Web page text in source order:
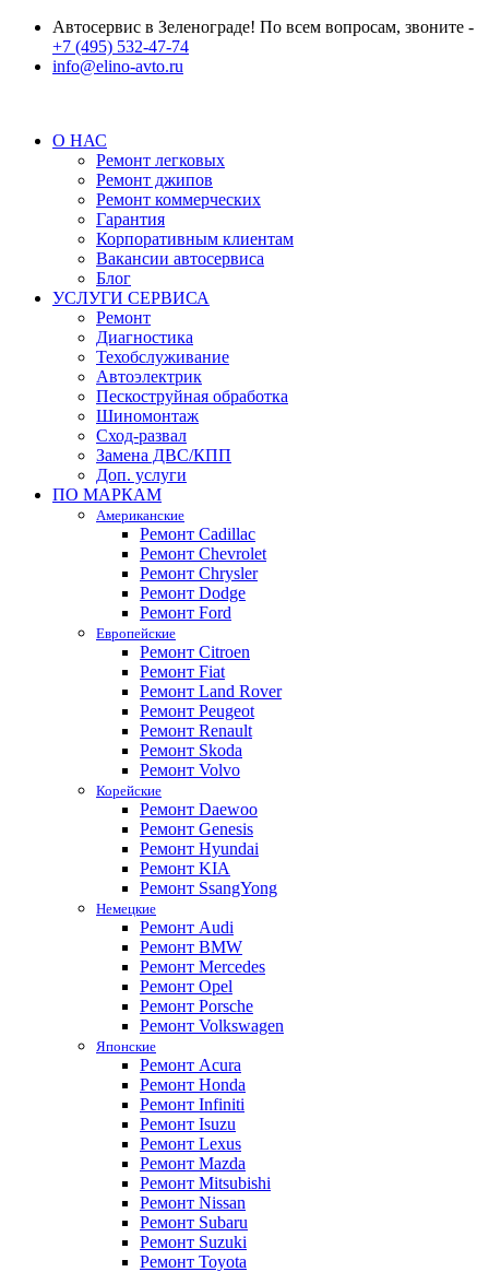
Автосервис в Зеленограде! По всем вопросам, звоните -
+7 (495) 532-47-74
info@elino-avto.ru
О НАС
Ремонт легковых
Ремонт джипов
Ремонт коммерческих
Гарантия
Корпоративным клиентам
Вакансии автосервиса
Блог
УСЛУГИ СЕРВИСА
Ремонт
Диагностика
Техобслуживание
Автоэлектрик
Пескоструйная обработка
Шиномонтаж
Сход-развал
Замена ДВС/КПП
Доп. услуги
ПО МАРКАМ
Американские
Ремонт Cadillac
Ремонт Chevrolet
Ремонт Chrysler
Ремонт Dodge
Ремонт Ford
Европейские
Ремонт Citroen
Ремонт Fiat
Ремонт Land Rover
Ремонт Peugeot
Ремонт Renault
Ремонт Skoda
Ремонт Volvo
Корейские
Ремонт Daewoo
Ремонт Genesis
Ремонт Hyundai
Ремонт KIA
Ремонт SsangYong
Немецкие
Ремонт Audi
Ремонт BMW
Ремонт Mercedes
Ремонт Opel
Ремонт Porsche
Ремонт Volkswagen
Японские
Ремонт Acura
Ремонт Honda
Ремонт Infiniti
Ремонт Isuzu
Ремонт Lexus
Ремонт Mazda
Ремонт Mitsubishi
Ремонт Nissan
Ремонт Subaru
Ремонт Suzuki
Ремонт Toyota